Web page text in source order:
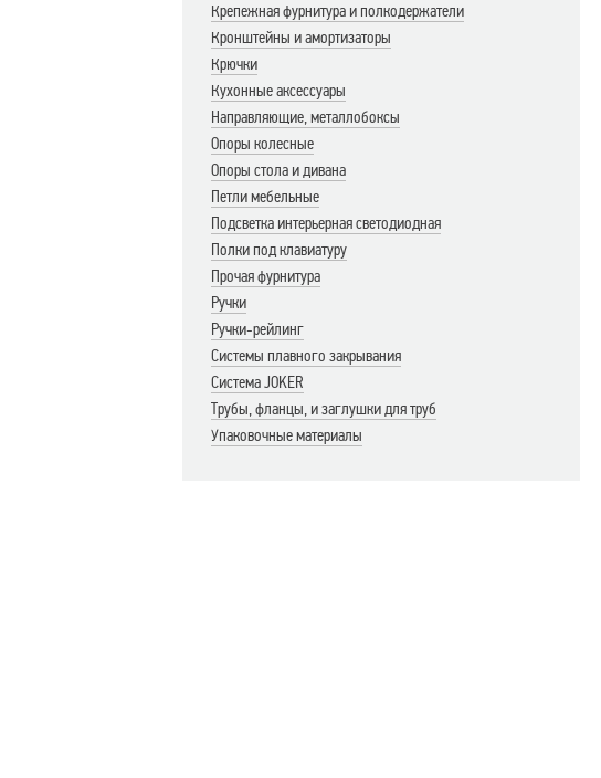
Крепежная фурнитура и полкодержатели
Кронштейны и амортизаторы
Крючки
Кухонные аксессуары
Направляющие, металлобоксы
Опоры колесные
Опоры стола и дивана
Петли мебельные
Подсветка интерьерная светодиодная
Полки под клавиатуру
Прочая фурнитура
Ручки
Ручки-рейлинг
Системы плавного закрывания
Система JOKER
Трубы, фланцы, и заглушки для труб
Упаковочные материалы